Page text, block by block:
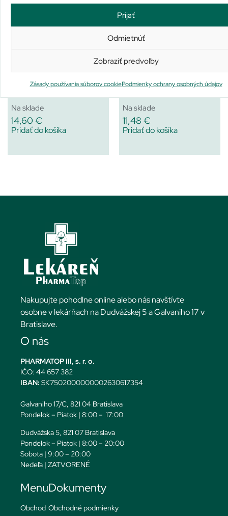
Prijať
Odmietnúť
Zobraziť predvoľby
Zásady používania súborov cookiePodmienky ochrany osobných údajov
Podobné produkty
BioGaia ProTectis
Na sklade
14,60 €
Pridať do košíka
PROBIO-FIX
Na sklade
11,48 €
Pridať do košíka
Nakupujte pohodlne online alebo nás navštívte
osobne v lekárňach na Dudvážskej 5 a Galvaniho 17 v
Bratislave.
O nás
PHARMATOP III, s. r. o.
IČO: 44 657 382
IBAN: SK7502000000002630617354
Galvaniho 17/C, 821 04 Bratislava
Pondelok – Piatok | 8:00 – 17:00
Dudvážska 5, 821 07 Bratislava
Pondelok – Piatok | 8:00 – 20:00
Sobota | 9:00 – 20:00
Nedeľa | ZATVORENÉ
Menu
Obchod
Dokumenty
Obchodné podmienky